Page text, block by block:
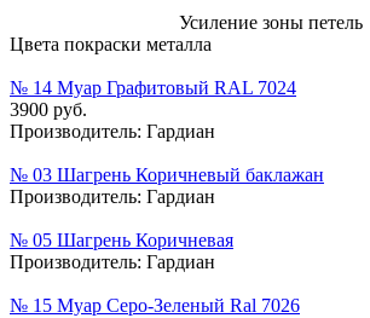
Усиление зоны петель
Цвета покраски металла
№ 14 Муар Графитовый RAL 7024
3900 руб.
Производитель: Гардиан
№ 03 Шагрень Коричневый баклажан
Производитель: Гардиан
№ 05 Шагрень Коричневая
Производитель: Гардиан
№ 15 Муар Серо-Зеленый Ral 7026